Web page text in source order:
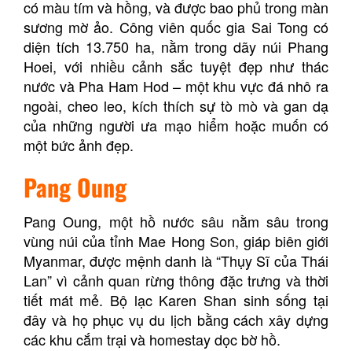
có màu tím và hồng, và được bao phủ trong màn
sương mờ ảo. Công viên quốc gia Sai Tong có
diện tích 13.750 ha, nằm trong dãy núi Phang
Hoei, với nhiều cảnh sắc tuyệt đẹp như thác
nước và Pha Ham Hod – một khu vực đá nhô ra
ngoài, cheo leo, kích thích sự tò mò và gan dạ
của những người ưa mạo hiểm hoặc muốn có
một bức ảnh đẹp.
Pang Oung
Pang Oung, một hồ nước sâu nằm sâu trong
vùng núi của tỉnh Mae Hong Son, giáp biên giới
Myanmar, được mệnh danh là “Thụy Sĩ của Thái
Lan” vì cảnh quan rừng thông đặc trưng và thời
tiết mát mẻ. Bộ lạc Karen Shan sinh sống tại
đây và họ phục vụ du lịch bằng cách xây dựng
các khu cắm trại và homestay dọc bờ hồ.